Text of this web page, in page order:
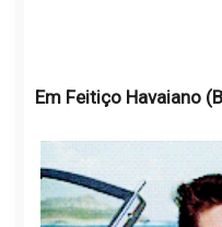
Em Feitiço Havaiano